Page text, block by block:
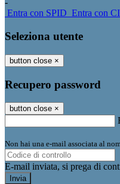
-
Entra con SPID Entra con
Seleziona utente
button close ×
Recupero password
button close ×
Non hai una e-mail associata al
E-mail inviata, si prega di